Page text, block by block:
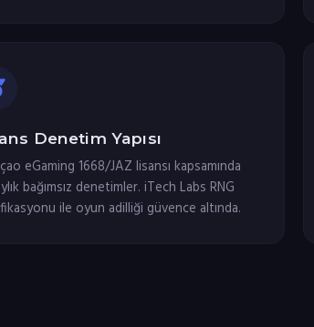
Denetim Yapısı
eGaming 1668/JAZ lisansı kapsamında
bağımsız denetimler. iTech Labs RNG
ile oyun adilliği güvence altında.